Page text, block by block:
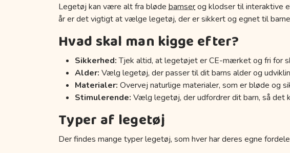
Legetøj kan være alt fra bløde bamserog klodser til interaktive
år er det vigtigt at vælge legetøj, der er sikkert og egnet til
Hvad skal man kigge efter?
Sikkerhed:Tjek altid, at legetøjet er CE-mærket og fri for
Alder: Vælg legetøj, der passer til dit barns alder og
Materialer: Overvej naturlige materialer, som er bløde og
Stimulerende: Vælg legetøj, der udfordrer dit barn, så det
Typer af legetøj
Der findes mange typer legetøj, som hver har deres egne